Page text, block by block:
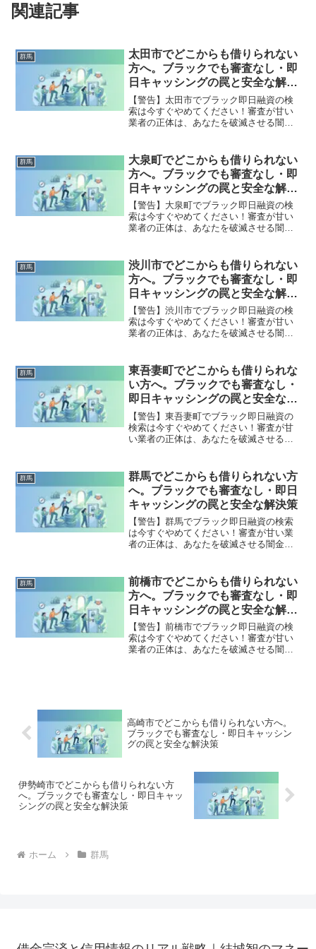
関連記事
群馬
太田市でどこからも借りられない
方へ。ブラックでも審査なし・即
日キャッシングの罠と安全な解決
策
【警告】太田市でブラック即日融資の検
索は今すぐやめてください！審査が甘い
業者の正体は、あなたを破滅させる闇金
市で違法業者を避け、借金地獄から抜け
出した方々の実体験と確実な解決策を完
全公開。
群馬
大泉町でどこからも借りられない
方へ。ブラックでも審査なし・即
日キャッシングの罠と安全な解決
策
【警告】大泉町でブラック即日融資の検
索は今すぐやめてください！審査が甘い
業者の正体は、あなたを破滅させる闇金
町で違法業者を避け、借金地獄から抜け
出した方々の実体験と確実な解決策を完
全公開。
群馬
渋川市でどこからも借りられない
方へ。ブラックでも審査なし・即
日キャッシングの罠と安全な解決
策
【警告】渋川市でブラック即日融資の検
索は今すぐやめてください！審査が甘い
業者の正体は、あなたを破滅させる闇金
市で違法業者を避け、借金地獄から抜け
出した方々の実体験と確実な解決策を完
全公開。
群馬
東吾妻町でどこからも借りられな
い方へ。ブラックでも審査なし・
即日キャッシングの罠と安全な解
決策
【警告】東吾妻町でブラック即日融資の
検索は今すぐやめてください！審査が甘
い業者の正体は、あなたを破滅させる闇
東吾妻町で違法業者を避け、借金地獄か
ら抜け出した方々の実体験と確実な解決
策を完全公開。
群馬
群馬でどこからも借りられない方
へ。ブラックでも審査なし・即日
キャッシングの罠と安全な解決策
【警告】群馬でブラック即日融資の検索
は今すぐやめてください！審査が甘い業
者の正体は、あなたを破滅させる闇金で
違法業者を避け、借金地獄から抜け出し
た方々の実体験と確実な解決策を完全公
開。
群馬
前橋市でどこからも借りられない
方へ。ブラックでも審査なし・即
日キャッシングの罠と安全な解決
策
【警告】前橋市でブラック即日融資の検
索は今すぐやめてください！審査が甘い
業者の正体は、あなたを破滅させる闇金
高崎市でどこからも借りられない方へ。
ブラックでも審査なし・即日キャッシン
グの罠と安全な解決策
伊勢崎市でどこからも借りられない方
へ。ブラックでも審査なし・即日キャッ
シングの罠と安全な解決策
ホーム 群馬